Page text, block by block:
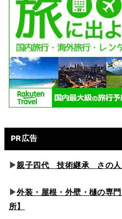
PR広告
▶親子四代 技術継承 さの人
▶外装・屋根・外壁・樋の専
所】